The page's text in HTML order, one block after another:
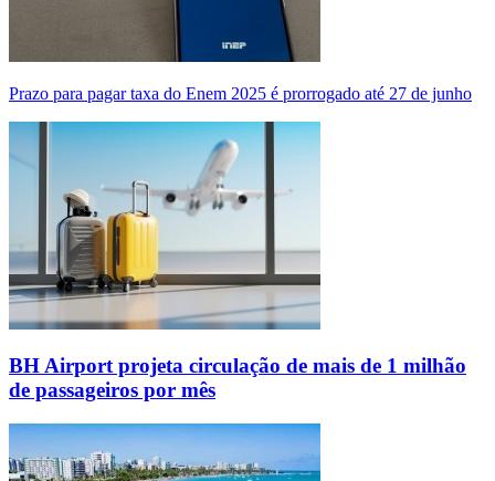
Prazo para pagar taxa do Enem 2025 é prorrogado até 27 de junho
BH Airport projeta circulação de mais de 1 milhão
de passageiros por mês